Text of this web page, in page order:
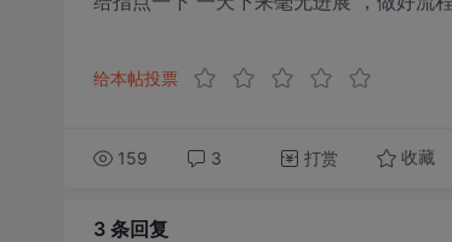
给本帖投票
159 3 打赏 收藏
3 条回复